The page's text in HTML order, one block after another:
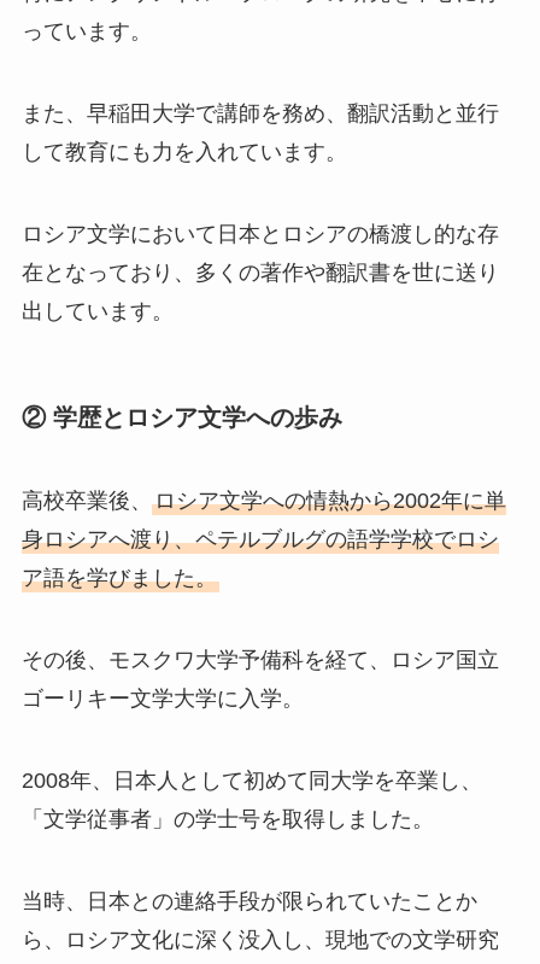
っています。
また、早稲田大学で講師を務め、翻訳活動と並行
して教育にも力を入れています。
ロシア文学において日本とロシアの橋渡し的な存
在となっており、多くの著作や翻訳書を世に送り
出しています。
② 学歴とロシア文学への歩み
高校卒業後、 ロシア文学への情熱から2002年に単
身ロシアへ渡り、ペテルブルグの語学学校でロシ
ア語を学びました。
その後、モスクワ大学予備科を経て、ロシア国立
ゴーリキー文学大学に入学。
2008年、日本人として初めて同大学を卒業し、
「文学従事者」の学士号を取得しました。
当時、日本との連絡手段が限られていたことか
ら、ロシア文化に深く没入し、現地での文学研究